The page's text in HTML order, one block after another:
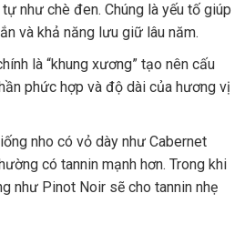
như chè đen. Chúng là yếu tố giúp
và khả năng lưu giữ lâu năm.
là “khung xương” tạo nên cấu
phức hợp và độ dài của hương vị
nho có vỏ dày như Cabernet
có tannin mạnh hơn. Trong khi
như Pinot Noir sẽ cho tannin nhẹ